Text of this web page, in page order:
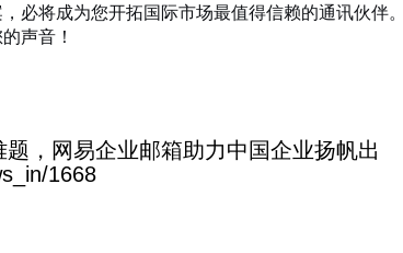
必将成为您开拓国际市场最值得信赖的通讯伙伴。
声音！
，网易企业邮箱助力中国企业扬帆出
1668